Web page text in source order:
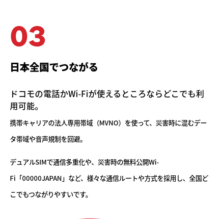
03
日本全国でつながる
ドコモの電話かWi-Fiが使えるところならどこでも利
用可能。
携帯キャリアの法人専用帯域（MVNO）を使って、災害時に混むデー
タ帯域や音声規制を回避。
デュアルSIMで通信多重化や、災害時の無料公開Wi-
Fi「00000JAPAN」など、様々な通信ルートや方式を採用し、全国ど
こでもつながりやすいです。